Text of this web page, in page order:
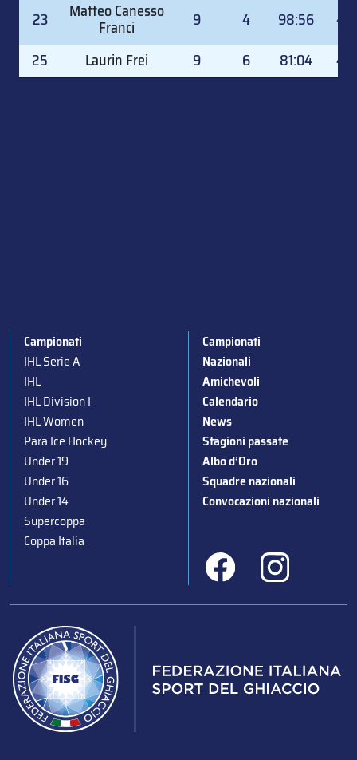
23 Matteo Canesso
Franci 9 4 98:56
25
Laurin Frei 9 6 81:04
Campionati
IHL Serie A
IHL
IHL Division I
IHL Women
Para Ice Hockey
Under 19
Under 16
Under 14
Supercoppa
Coppa Italia
Campionati
Nazionali
Amichevoli
Calendario
News
Stagioni passate
Albo d’Oro
Squadre nazionali
Convocazioni nazionali